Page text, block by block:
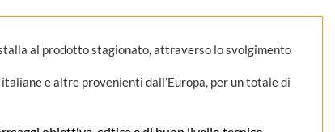
al prodotto stagionato, attraverso lo svolgimento
e altre provenienti dall’Europa, per un totale di